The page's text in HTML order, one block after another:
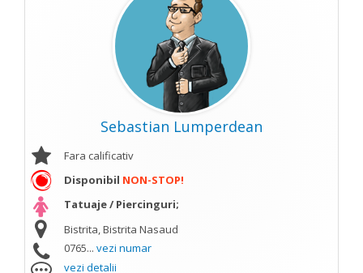
Sebastian Lumperdean
Fara calificativ
Disponibil NON-STOP!
Tatuaje / Piercinguri;
Bistrita, Bistrita Nasaud
0765... vezi numar
vezi detalii